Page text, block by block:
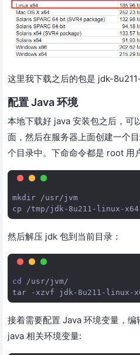
这里我下载之后的包是 jdk-
配置 Java 环境
本地下载好 java 安装包之后，可
面，然后在服务器上面创建一个
个目录中。下命命令都是 root 用
mkdir /usr/jvm
cp
/tmp/jdk-8u211-linux-
然后解压 jdk 包到当前目录：
cd
/usr/jvm/
tar
-xzvf
接着需要配置 Java 环境变量，
java 相关环境变量: